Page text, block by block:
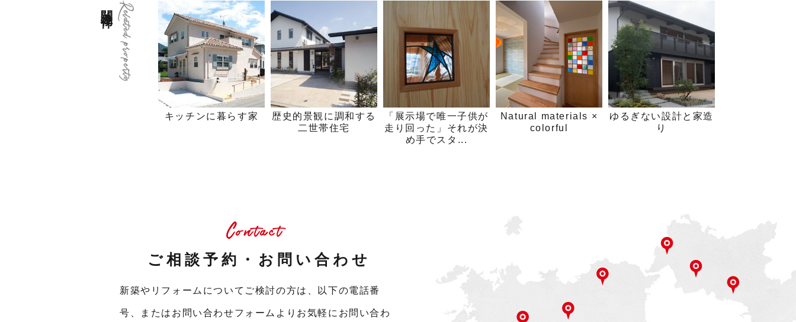
Related property
キッチンに暮らす家
歴史的景観に調和する
二世帯住宅
「展示場で唯一子供が
走り回った」それが決
め手でスタ...
Natural materials ×
colorful
ゆるぎない設計と家造
り
Contact
ご相談予約・お問い合わせ
新築やリフォームについてご検討の方は、以下の電話番
号、またはお問い合わせフォームよりお気軽にお問い合わ